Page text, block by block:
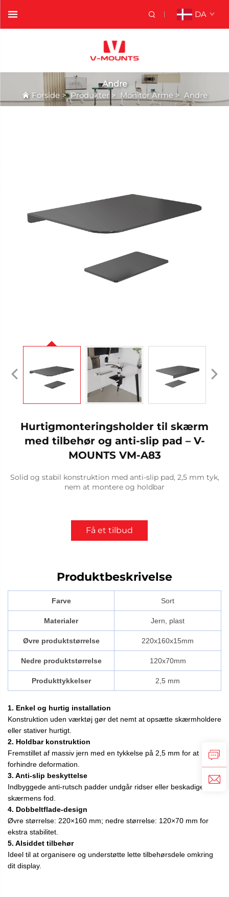
DA
Andre
Forside>Produkter> Monitor Arme> Andre
Hurtigmonteringsholder til skærm
med tilbehør og anti-slip pad – V-
MOUNTS VM-A83
Solid og stabil konstruktion med anti-slip pad, 2,5 mm tyk,
nem at montere og holdbar
Få et tilbud
Produktbeskrivelse
Farve Sort
Materialer Jern, plast
Øvre produktstørrelse 220x160x15mm
Nedre produktstørrelse 120x70mm
Produkttykkelser 2,5 mm
1. Enkel og hurtig installation
Konstruktion uden værktøj gør det nemt at opsætte skærmholdere
eller stativer hurtigt.
2. Holdbar konstruktion
Fremstillet af massiv jern med en tykkelse på 2,5 mm for at
forhindre deformation.
3. Anti-slip beskyttelse
Indbyggede anti-rutsch padder undgår ridser eller beskadigelse af
skærmens fod.
4. Dobbeltflade-design
Øvre størrelse: 220×160 mm; nedre størrelse: 120×70 mm for
ekstra stabilitet.
5. Alsiddet tilbehør
Ideel til at organisere og understøtte lette tilbehørsdele omkring
dit display.